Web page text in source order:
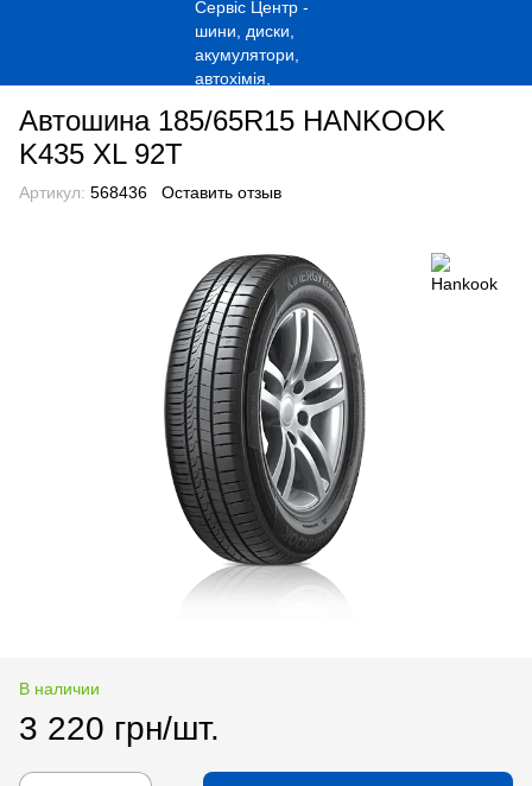
Автошина 185/65R15 HANKOOK
K435 XL 92T
Артикул: 568436 Оставить отзыв
В наличии
3 220 грн/шт.